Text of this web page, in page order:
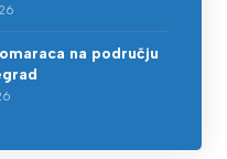
na području